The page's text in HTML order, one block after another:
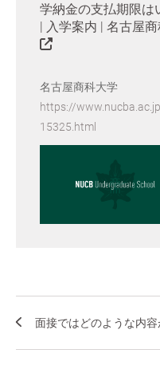
学納金の支払期限は
| 入学案内 | 名古屋
名古屋商科大学
https://
15325.html
面接ではどのような内